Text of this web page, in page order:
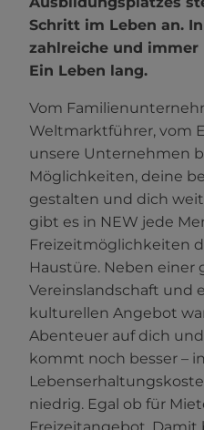
Schritt im Leben an.
zahlreiche und immer
Ein Leben lang.
Vom
Weltmarktführer, vom
unsere Unternehmen
Möglichkeiten, deine
gestalten und dich
gibt es in NEW jede
Freizeitmöglichkeiten
Haustüre. Neben einer
Vereinslandschaft und
kulturellen Angebot
Abenteuer auf dich
kommt noch besser –
niedrig. Egal ob für